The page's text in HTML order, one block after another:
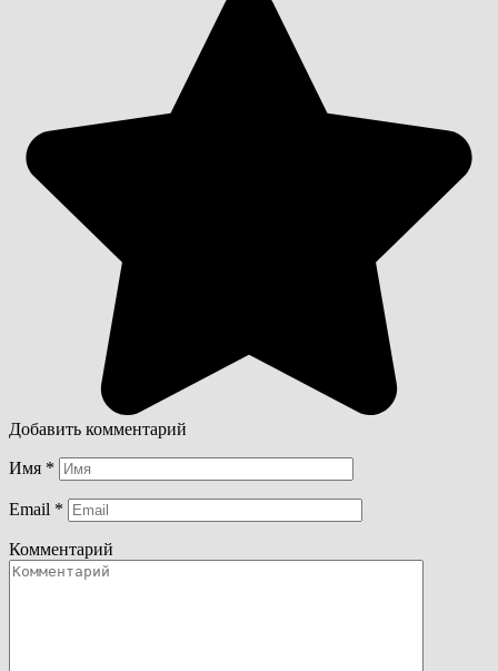
Добавить комментарий
Имя *
Email *
Комментарий